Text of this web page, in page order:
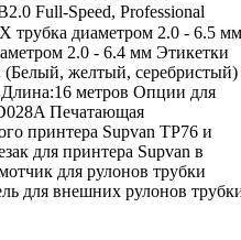
Full-Speed, Professional
трубка диаметром 2.0 - 6.5 мм
2.0 - 6.4 мм Этикетки
желтый, серебристый)
метров Опции для
Печатающая
принтера Supvan TP76 и
для принтера Supvan в
для рулонов трубки
для внешних рулонов